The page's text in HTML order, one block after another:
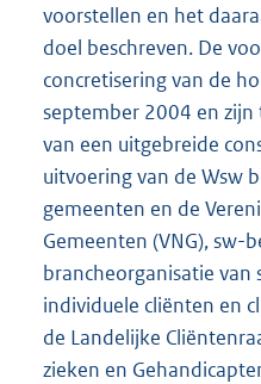
voorstellen en het
doel beschreven. De
concretisering van de
september 2004 en
van een uitgebreide
uitvoering van de Wsw
gemeenten en de
Gemeenten (VNG), sw-
brancheorganisatie van
individuele cliënten en
de Landelijke
zieken en